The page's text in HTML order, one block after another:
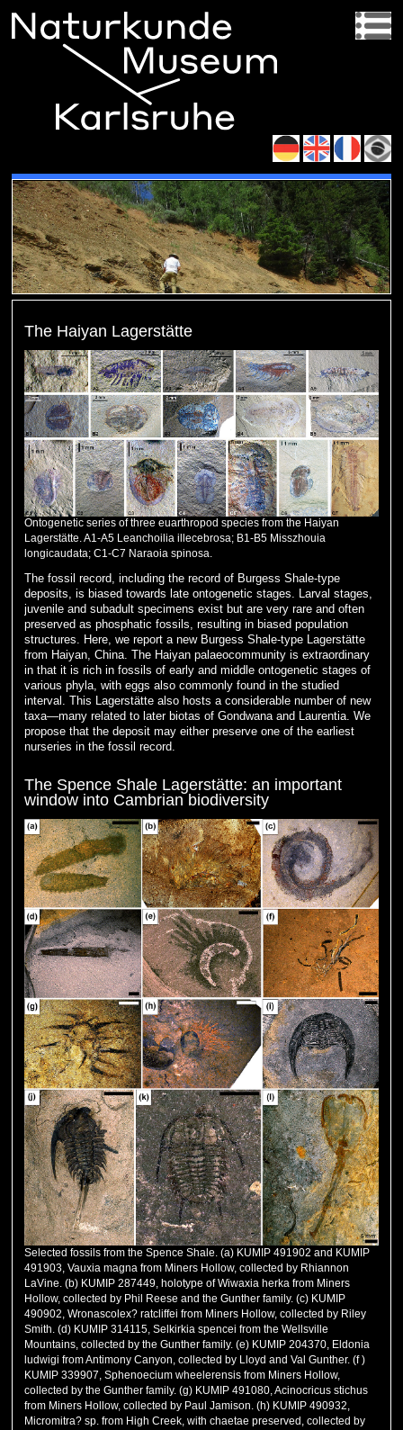
The Haiyan Lagerstätte
Ontogenetic series of three euarthropod species from the Haiyan
Lagerstätte. A1-A5 Leanchoilia illecebrosa; B1-B5 Misszhouia
longicaudata; C1-C7 Naraoia spinosa.
The fossil record, including the record of Burgess Shale-type
deposits, is biased towards late ontogenetic stages. Larval stages,
juvenile and subadult specimens exist but are very rare and often
preserved as phosphatic fossils, resulting in biased population
structures. Here, we report a new Burgess Shale-type Lagerstätte
from Haiyan, China. The Haiyan palaeocommunity is extraordinary
in that it is rich in fossils of early and middle ontogenetic stages of
various phyla, with eggs also commonly found in the studied
interval. This Lagerstätte also hosts a considerable number of new
taxa—many related to later biotas of Gondwana and Laurentia. We
propose that the deposit may either preserve one of the earliest
nurseries in the fossil record.
The Spence Shale Lagerstätte: an important
window into Cambrian biodiversity
Selected fossils from the Spence Shale. (a) KUMIP 491902 and KUMIP
491903, Vauxia magna from Miners Hollow, collected by Rhiannon
LaVine. (b) KUMIP 287449, holotype of Wiwaxia herka from Miners
Hollow, collected by Phil Reese and the Gunther family. (c) KUMIP
490902, Wronascolex? ratcliffei from Miners Hollow, collected by Riley
Smith. (d) KUMIP 314115, Selkirkia spencei from the Wellsville
Mountains, collected by the Gunther family. (e) KUMIP 204370, Eldonia
ludwigi from Antimony Canyon, collected by Lloyd and Val Gunther. (f )
KUMIP 339907, Sphenoecium wheelerensis from Miners Hollow,
collected by the Gunther family. (g) KUMIP 491080, Acinocricus stichus
from Miners Hollow, collected by Paul Jamison. (h) KUMIP 490932,
Micromitra? sp. from High Creek, with chaetae preserved, collected by